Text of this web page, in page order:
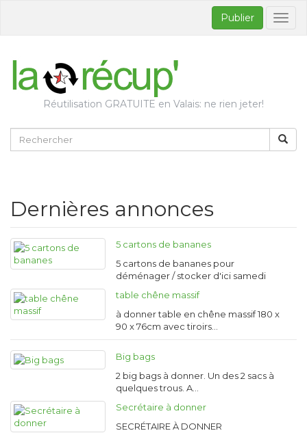
Publier
Réutilisation GRATUITE en Valais: ne rien jeter!
Dernières annonces
5 cartons de bananes
5 cartons de bananes pour
déménager / stocker d'ici samedi
table chêne massif
à donner table en chêne massif 180 x
90 x 76cm avec tiroirs…
Big bags
2 big bags à donner. Un des 2 sacs à
quelques trous. A…
Secrétaire à donner
SECRÉTAIRE À DONNER